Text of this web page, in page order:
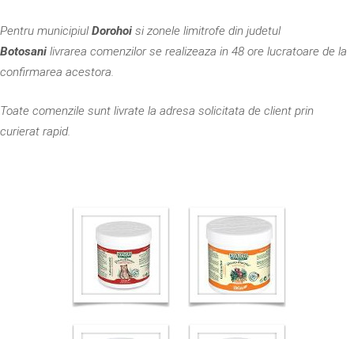
Pentru municipiulDorohoi si zonele limitrofe din judetul
Botosani livrarea comenzilor se realizeaza in 48 ore lucratoare de la
confirmarea acestora.
Toate comenzile sunt livrate la adresa solicitata de client prin
curierat rapid.